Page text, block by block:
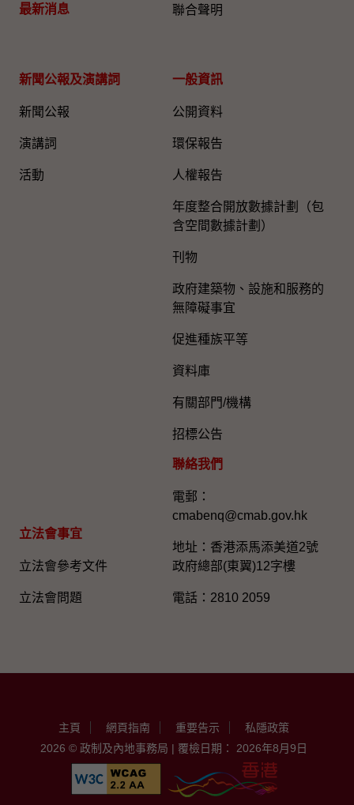
最新消息 聯合聲明
新聞公報及演講詞
新聞公報
演講詞
活動
立法會事宜
立法會參考文件
立法會問題
一般資訊​
公開資料
環保報告
人權報告
年度整合開放數據計劃（包
含空間數據計劃）
刊物
政府建築物、設施和服務的
無障礙事宜
促進種族平等
資料庫
有關部門/機構
招標公告
聯絡我們
電郵：
cmabenq@cmab.gov.hk​
地址：香港添馬添美道2號
政府總部(東翼)12字樓
電話：2810 2059
主頁 網頁指南 重要告示
私隱政策
2026 © 政制及內地事務局 | 覆檢日期： 2026年8月9日